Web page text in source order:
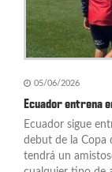
05/06/2026
Ecuador entrena
Ecuador sigue
debut de la Copa
tendrá un